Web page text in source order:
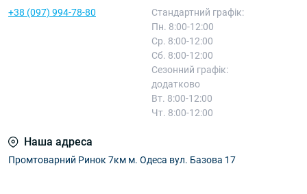
+38 (097) 994-78-80
Стандартний графік:
Пн. 8:00-12:00
Ср. 8:00-12:00
Сб. 8:00-12:00
Сезонний графік:
додатково
Вт. 8:00-12:00
Чт. 8:00-12:00
Наша адреса
Промтоварний Ринок 7км м. Одеса вул. Базова 17